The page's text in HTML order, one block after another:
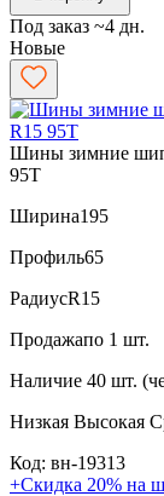
Под заказ ~4 дн.
Новые
Шины зимние
95T
Ширина195
Профиль65
РадиусR15
Продажапо 1 шт.
Наличие 40 шт.
Низкая Высокая
Код: вн-19313
+Скидка 20% на